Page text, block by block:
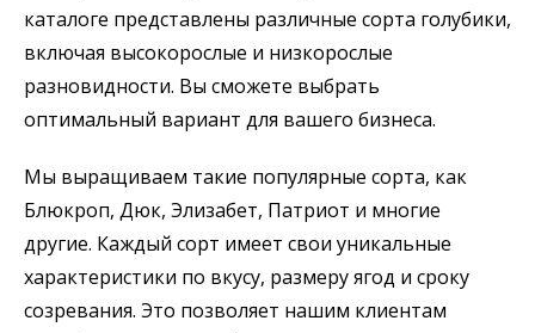
каталоге представлены различные сорта голубики,
включая высокорослые и низкорослые
разновидности. Вы сможете выбрать
оптимальный вариант для вашего бизнеса.
Мы выращиваем такие популярные сорта, как
Блюкроп, Дюк, Элизабет, Патриот и многие
другие. Каждый сорт имеет свои уникальные
характеристики по вкусу, размеру ягод и сроку
созревания. Это позволяет нашим клиентам